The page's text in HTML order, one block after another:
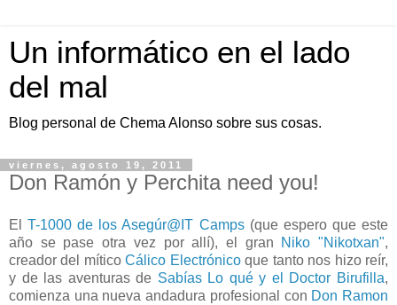
Un informático en el lado
del mal
Blog personal de Chema Alonso sobre sus cosas.
viernes, agosto 19, 2011
Don Ramón y Perchita need you!
ElT-1000 de los Asegúr@IT Camps(que espero que este
año se pase otra vez por allí), el gran Niko "Nikotxan",
creador del míticoCálico Electrónicoque tanto nos hizo reír,
y de las aventuras de Sabías Lo qué y el Doctor Birufilla,
comienza una nueva andadura profesional con Don Ramon